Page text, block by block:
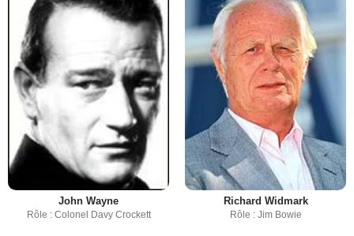
John Wayne
Rôle : Colonel Davy Crockett
Richard Widmark
Rôle : Jim Bowie